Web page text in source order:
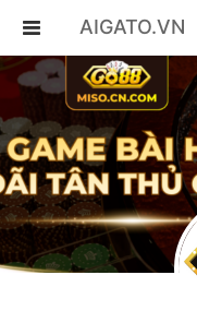
AIGATO.VN